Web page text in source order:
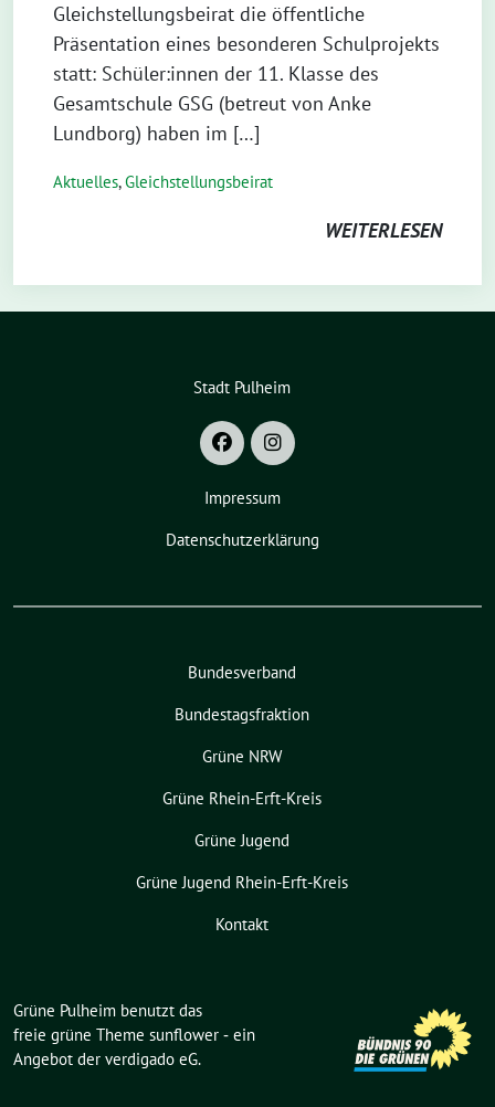
Gleichstellungsbeirat die öffentliche
Präsentation eines besonderen Schulprojekts
statt: Schüler:innen der 11. Klasse des
Gesamtschule GSG (betreut von Anke
Lundborg) haben im […]
Aktuelles,Gleichstellungsbeirat
WEITERLESEN
Stadt Pulheim
Impressum
Datenschutzerklärung
Bundesverband
Bundestagsfraktion
Grüne NRW
Grüne Rhein-Erft-Kreis
Grüne Jugend
Grüne Jugend Rhein-Erft-Kreis
Kontakt
Grüne Pulheim benutzt das
freie grüne Theme sunflower ‐ ein
Angebot der verdigado eG.